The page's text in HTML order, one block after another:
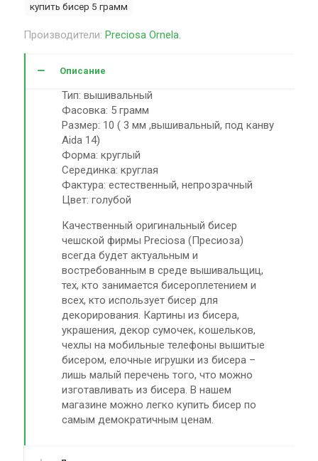
купить бисер 5 грамм
Производители: Preciosa Ornela.
Описание
Тип: вышивальный
Фасовка: 5 грамм
Размер: 10 ( 3 мм ,вышивальный, под канву
Aida 14)
Форма: круглый
Серединка: круглая
Фактура: естественный, непрозрачный
Цвет: голубой
Качественный оригинальный бисер
чешской фирмы Preciosa (Пресиоза)
всегда будет актуальным и
востребованным в среде вышивальщиц,
тех, кто занимается бисероплетением и
всех, кто использует бисер для
декорирования. Картины из бисера,
украшения, декор сумочек, кошельков,
чехлы на мобильные телефоны вышитые
бисером, елочные игрушки из бисера –
лишь малый перечень того, что можно
изготавливать из бисера. В нашем
магазине можно легко купить бисер по
самым демократичным ценам.